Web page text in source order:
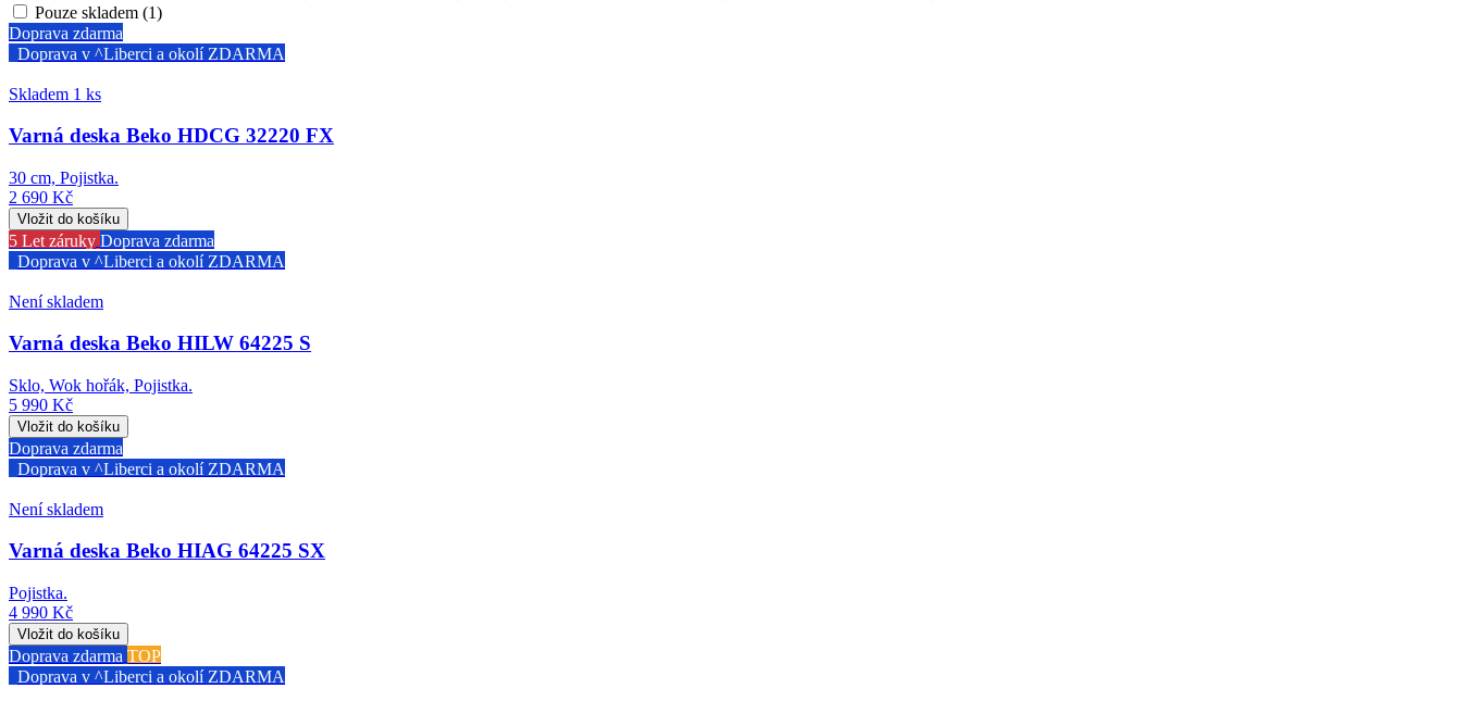
Pouze skladem (1)
Doprava zdarma
Doprava v ^Liberci a okolí ZDARMA
Skladem 1 ks
Varná deska Beko HDCG 32220 FX
30 cm, Pojistka.
2 690 Kč
5 Let záruky Doprava zdarma
Doprava v ^Liberci a okolí ZDARMA
Není skladem
Varná deska Beko HILW 64225 S
Sklo, Wok hořák, Pojistka.
5 990 Kč
Doprava zdarma
Doprava v ^Liberci a okolí ZDARMA
Není skladem
Varná deska Beko HIAG 64225 SX
Pojistka.
4 990 Kč
Doprava zdarma TOP
Doprava v ^Liberci a okolí ZDARMA